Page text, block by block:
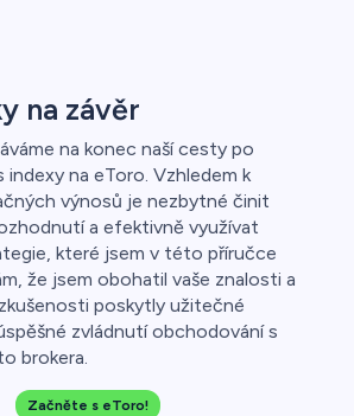
na závěr
na konec naší cesty po
na eToro. Vzhledem k
výnosů je nezbytné činit
a efektivně využívat
které jsem v této příručce
že jsem obohatil vaše znalosti a
poskytly užitečné
zvládnutí obchodování s
brokera.
Začněte s eToro!